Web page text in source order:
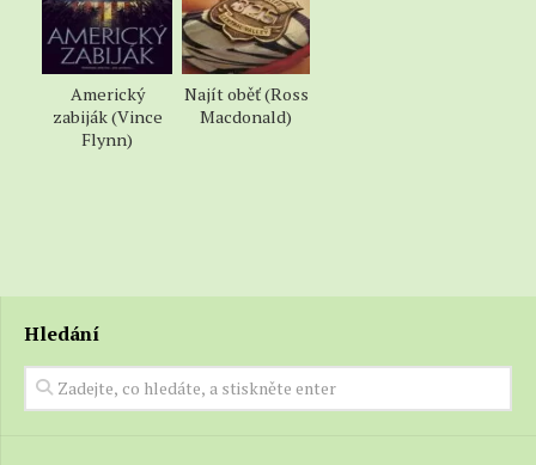
Americký
zabiják (Vince
Flynn)
Najít oběť (Ross
Macdonald)
Hledání